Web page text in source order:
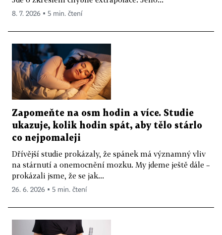
8. 7. 2026 ▪ 5 min. čtení
Zapomeňte na osm hodin a více. Studie
ukazuje, kolik hodin spát, aby tělo stárlo
co nejpomaleji
Dřívější studie prokázaly, že spánek má významný vliv
na stárnutí a onemocnění mozku. My jdeme ještě dále –
prokázali jsme, že se jak...
26. 6. 2026 ▪ 5 min. čtení